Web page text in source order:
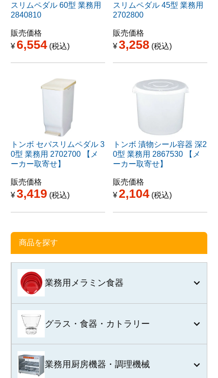
スリムペダル 60型 業務用
2840810
販売価格
¥ 6,554 税込
スリムペダル 45型 業務用
2702800
販売価格
¥3,258 税込
トンボ セパスリムペダル 3
0型 業務用 2702700 【メ
ーカー取寄せ】
販売価格
¥3,419 税込
トンボ 漬物シール容器 深2
0型 業務用 2867530 【メ
ーカー取寄せ】
販売価格
¥2,104 税込
商品を探す
業務用メラミン食器
グラス・食器・カトラリー
業務用厨房機器・調理機械